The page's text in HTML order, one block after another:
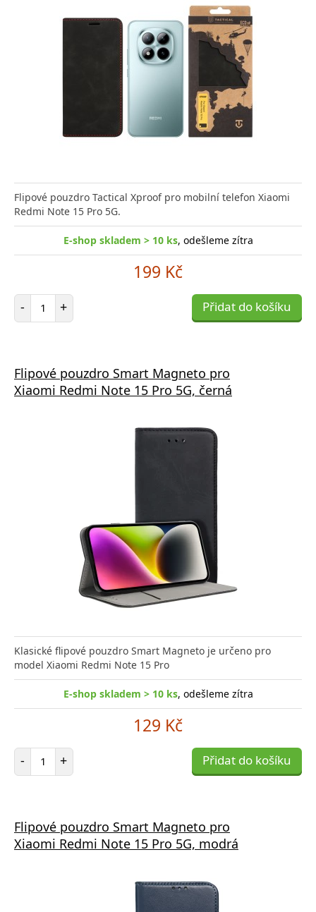
Flipové pouzdro Tactical Xproof pro mobilní telefon Xiaomi
Redmi Note 15 Pro 5G.
E-shop skladem > 10 ks, odešleme zítra
199 Kč
- Počet položek
+ Přidat do košíku
Flipové pouzdro Smart Magneto pro
Xiaomi Redmi Note 15 Pro 5G, černá
Klasické flipové pouzdro Smart Magneto je určeno pro
model Xiaomi Redmi Note 15 Pro
E-shop skladem > 10 ks, odešleme zítra
129 Kč
- Počet položek
+ Přidat do košíku
Flipové pouzdro Smart Magneto pro
Xiaomi Redmi Note 15 Pro 5G, modrá